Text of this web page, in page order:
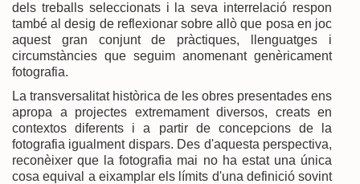
dels treballs seleccionats i la seva interrelació respon
també al desig de reflexionar sobre allò que posa en joc
aquest gran conjunt de pràctiques, llenguatges i
circumstàncies que seguim anomenant genèricament
fotografia.
La transversalitat històrica de les obres presentades ens
apropa a projectes extremament diversos, creats en
contextos diferents i a partir de concepcions de la
fotografia igualment dispars. Des d'aquesta perspectiva,
reconèixer que la fotografia mai no ha estat una única
cosa equival a eixamplar els límits d'una definició sovint